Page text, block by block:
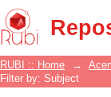
Filter by:
RUBI :: Home →
Filter by: Subject